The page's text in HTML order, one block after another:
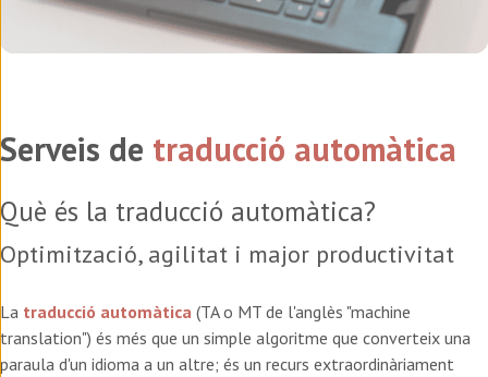
Serveis de traducció automàtica
Què és la traducció automàtica?
Optimització, agilitat i major productivitat
La traducció automàtica (TA o MT de l'anglès "machine
translation") és més que un simple algoritme que converteix una
paraula d'un idioma a un altre; és un recurs extraordinàriament